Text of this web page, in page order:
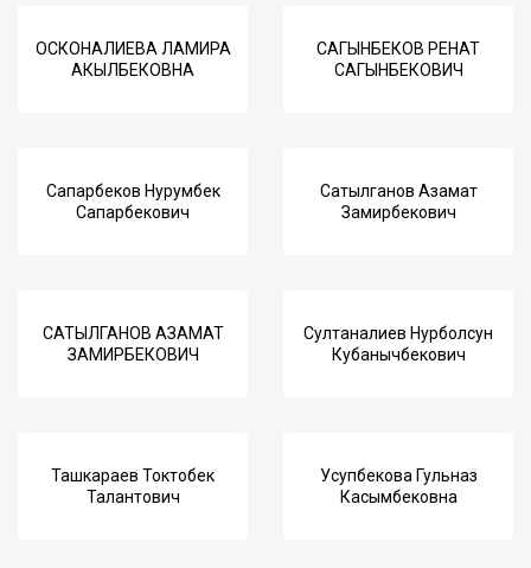
ОСКОНАЛИЕВА ЛАМИРА
АКЫЛБЕКОВНА
САГЫНБЕКОВ РЕНАТ
САГЫНБЕКОВИЧ
Сапарбеков Нурумбек
Сапарбекович
Сатылганов Азамат
Замирбекович
САТЫЛГАНОВ АЗАМАТ
ЗАМИРБЕКОВИЧ
Султаналиев Нурболсун
Кубанычбекович
Ташкараев Токтобек
Талантович
Усупбекова Гульназ
Касымбековна